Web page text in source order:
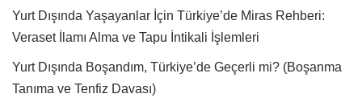
Yurt Dışında Yaşayanlar İçin Türkiye’de Miras Rehberi:
Veraset İlamı Alma ve Tapu İntikali İşlemleri
Yurt Dışında Boşandım, Türkiye’de Geçerli mi? (Boşanma
Tanıma ve Tenfiz Davası)